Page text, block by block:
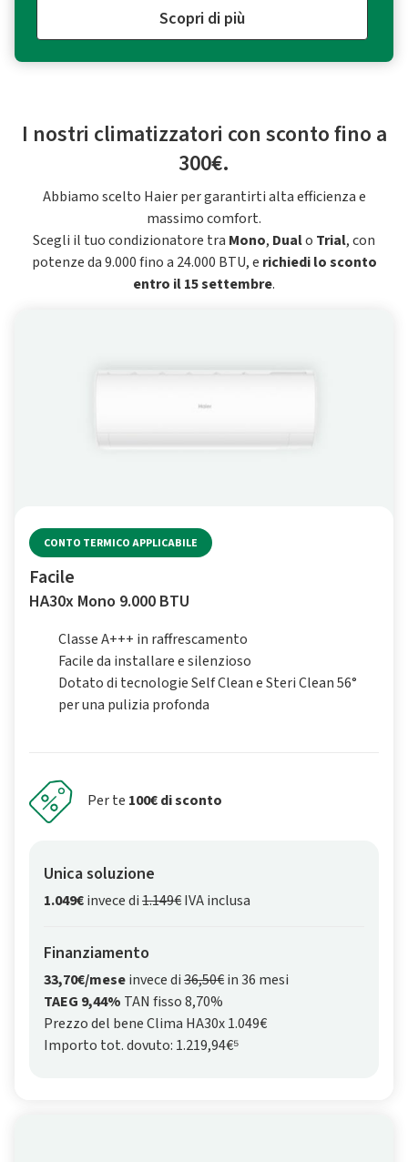
Scopri di più
I nostri climatizzatori con sconto fino a
300€.
Abbiamo scelto Haier per garantirti alta efficienza e
massimo comfort.
Scegli il tuo condizionatore tra Mono, Dualo Trial, con
potenze da 9.000 fino a 24.000 BTU, e richiedi lo sconto
entro il 15 settembre.
CONTO TERMICO APPLICABILE
Facile
HA30x Mono 9.000 BTU
Classe A+++ in raffrescamento
Facile da installare e silenzioso
Dotato di tecnologie Self Clean e Steri Clean 56°
per una pulizia profonda
Per te 100€ di sconto
Unica soluzione
1.049€invece di1.149€IVA inclusa
Finanziamento
33,70€/meseinvece di36,50€in 36 mesi
TAEG 9,44% TAN fisso 8,70%
Prezzo del bene Clima HA30x 1.049€
Importo tot. dovuto: 1.219,94€⁵